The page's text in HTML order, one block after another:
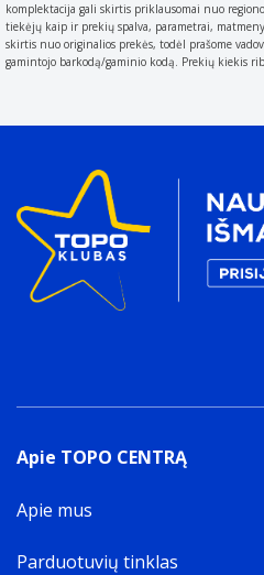
komplektacija gali skirtis priklausomai nuo
tiekėjų kaip ir prekių spalva, parametrai,
skirtis nuo originalios prekės, todėl prašome
gamintojo barkodą/gaminio kodą. Prekių kiekis
Apie TOPO CENTRĄ
Apie mus
Parduotuvių tinklas